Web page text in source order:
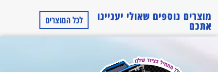
מוצרים נוספים שאולי יעניינו
אתכם לכל המוצרים